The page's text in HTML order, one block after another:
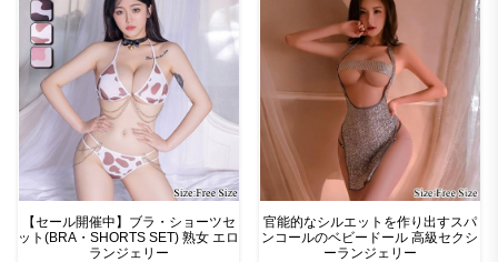
【セール開催中】ブラ・ショーツセ
ット(BRA・SHORTS SET) 熟女 エロ
ランジェリー
官能的なシルエットを作り出すスパ
ンコールのベビードール 高級セクシ
ーランジェリー